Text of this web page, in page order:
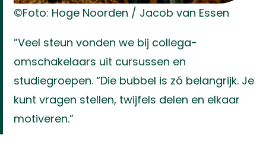
©Foto: Hoge Noorden / Jacob van Essen
”Veel steun vonden we bij collega-
omschakelaars uit cursussen en
studiegroepen. “Die bubbel is zó belangrijk. Je
kunt vragen stellen, twijfels delen en elkaar
motiveren.”